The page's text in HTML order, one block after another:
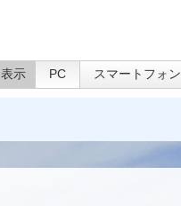
表示 PC スマートフォン